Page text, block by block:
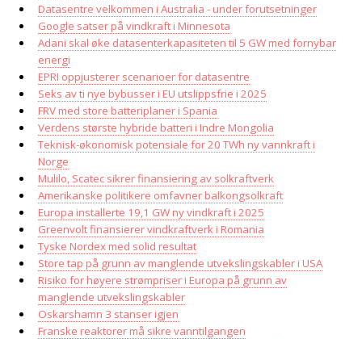
Datasentre velkommen i Australia - under forutsetninger
Google satser på vindkraft i Minnesota
Adani skal øke datasenterkapasiteten til 5 GW med fornybar
energi
EPRI oppjusterer scenarioer for datasentre
Seks av ti nye bybusser i EU utslippsfrie i 2025
FRV med store batteriplaner i Spania
Verdens største hybride batteri i Indre Mongolia
Teknisk-økonomisk potensiale for 20 TWh ny vannkraft i
Norge
Mulilo, Scatec sikrer finansiering av solkraftverk
Amerikanske politikere omfavner balkongsolkraft
Europa installerte 19,1 GW ny vindkraft i 2025
Greenvolt finansierer vindkraftverk i Romania
Tyske Nordex med solid resultat
Store tap på grunn av manglende utvekslingskabler i USA
Risiko for høyere strømpriser i Europa på grunn av
manglende utvekslingskabler
Oskarshamn 3 stanser igjen
Franske reaktorer må sikre vanntilgangen